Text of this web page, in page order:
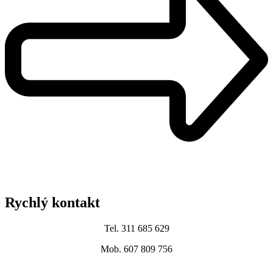
Rychlý kontakt
Tel. 311 685 629
Mob. 607 809 756